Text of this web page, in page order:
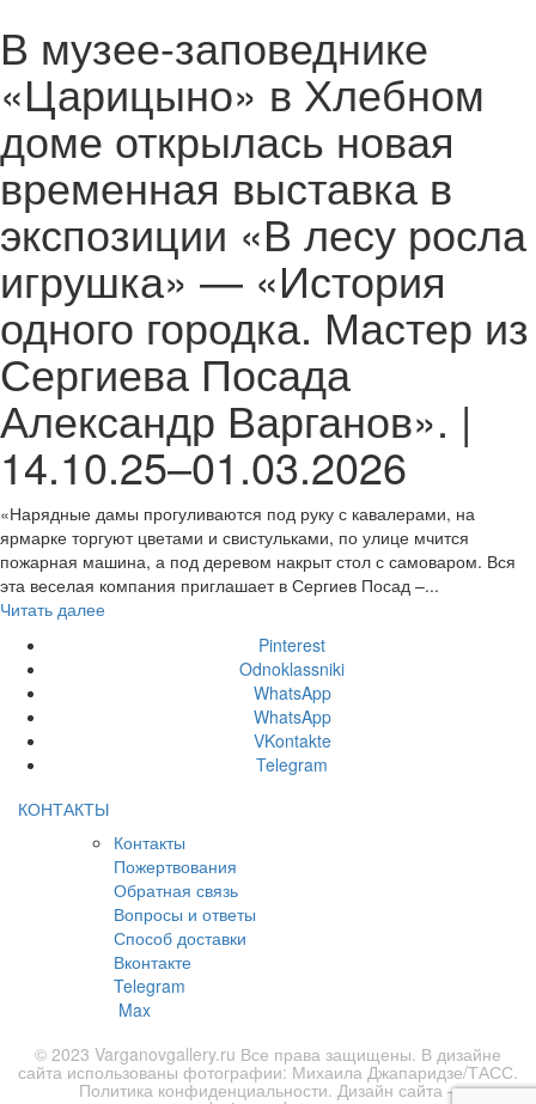
В музее-заповеднике
«Царицыно» в Хлебном
доме открылась новая
временная выставка в
экспозиции «В лесу росла
игрушка» — «История
одного городка. Мастер из
Сергиева Посада
Александр Варганов». |
14.10.25–01.03.2026
«Нарядные дамы прогуливаются под руку с кавалерами, на
ярмарке торгуют цветами и свистульками, по улице мчится
пожарная машина, а под деревом накрыт стол с самоваром. Вся
эта веселая компания приглашает в Сергиев Посад –...
Читать далее
Pinterest
Odnoklassniki
WhatsApp
WhatsApp
VKontakte
Telegram
КОНТАКТЫ
Контакты
Пожертвования
Обратная связь
Вопросы и ответы
Способ доставки
Вконтакте
Telegram
Max
© 2023 Varganovgallery.ru Все права защищены. В дизайне
сайта использованы фотографии: Михаила Джапаридзе/ТАСС.
Политика конфиденциальности. Дизайн сайта –